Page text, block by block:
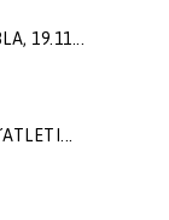
19.11...